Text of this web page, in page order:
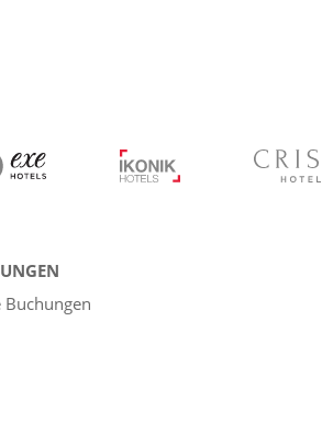
Buchungen